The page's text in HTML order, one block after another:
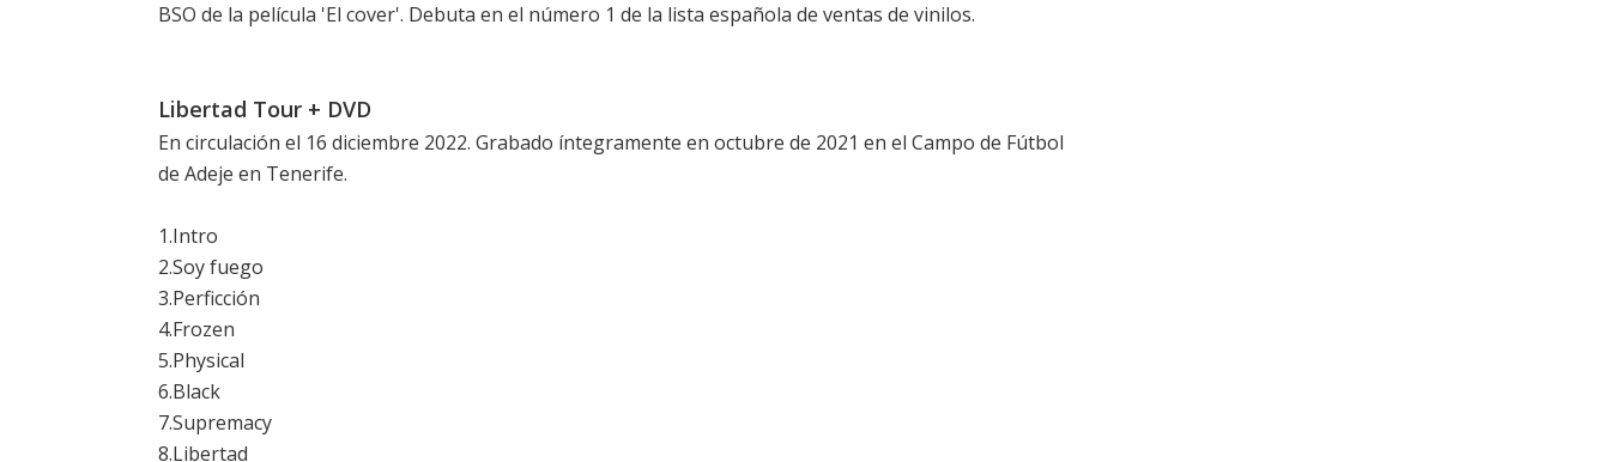
BSO de la película 'El cover'. Debuta en el número 1 de la lista española de ventas de vinilos.
Libertad Tour + DVD
En circulación el 16 diciembre 2022. Grabado íntegramente en octubre de 2021 en el Campo de Fútbol
de Adeje en Tenerife.
1.Intro
2.Soy fuego
3.Perficción
4.Frozen
5.Physical
6.Black
7.Supremacy
8.Libertad